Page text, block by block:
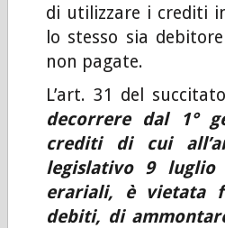
di utilizzare i crediti
lo stesso sia
non pagate.
L’art. 31 del
decorrere dal 1°
crediti di cui
legislativo 9
erariali, è vietata
debiti, di